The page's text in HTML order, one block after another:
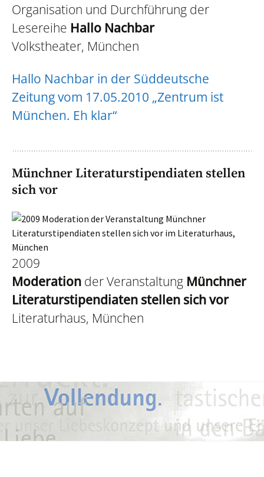
Organisation und Durchführung der
Lesereihe Hallo Nachbar
Volkstheater, München
Hallo Nachbar in der Süddeutsche
Zeitung vom 17.05.2010 „Zentrum ist
München. Eh klar“
Münchner Literaturstipendiaten stellen
sich vor
2009
Moderation der Veranstaltung Münchner
Literaturstipendiaten stellen sich vor
Literaturhaus, München